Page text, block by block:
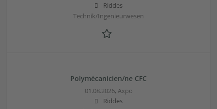
Riddes
Technik/Ingenieurwesen
Polymécanicien/ne CFC
01.08.2026, Axpo
Riddes